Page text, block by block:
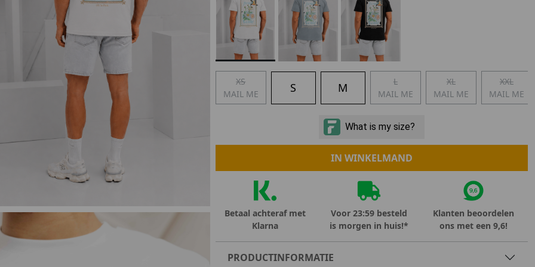
Marokko
Nigeria
Portugal
Spanje
MID SEASON-SALE DAMES MID SEASON-SALE KIDS
XS
MAIL ME
S M
L
MAIL ME
XL
MAIL ME
XXL
MAIL ME
IN WINKELMAND
Betaal achteraf met
Klarna
Voor 23:59 besteld
is morgen in huis!*
Klanten beoordelen
ons met een 9,6!
PRODUCTINFORMATIE